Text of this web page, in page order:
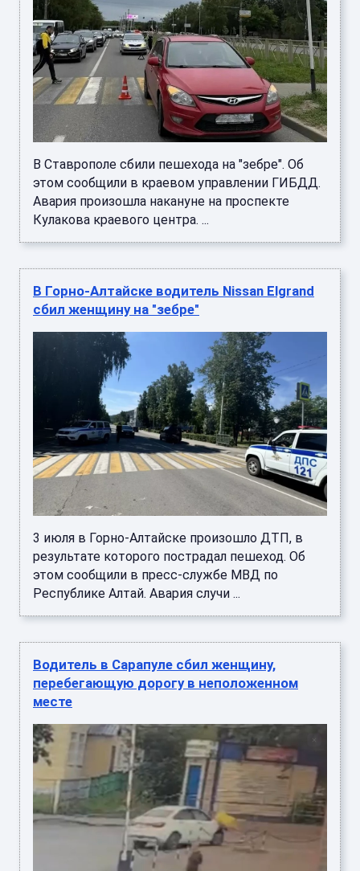
В Ставрополе сбили пешехода на "зебре". Об
этом сообщили в краевом управлении ГИБДД.
Авария произошла накануне на проспекте
Кулакова краевого центра. ...
В Горно-Алтайске водитель Nissan Elgrand
сбил женщину на "зебре"
3 июля в Горно-Алтайске произошло ДТП, в
результате которого пострадал пешеход. Об
этом сообщили в пресс-службе МВД по
Республике Алтай. Авария случи ...
Водитель в Сарапуле сбил женщину,
перебегающую дорогу в неположенном
месте